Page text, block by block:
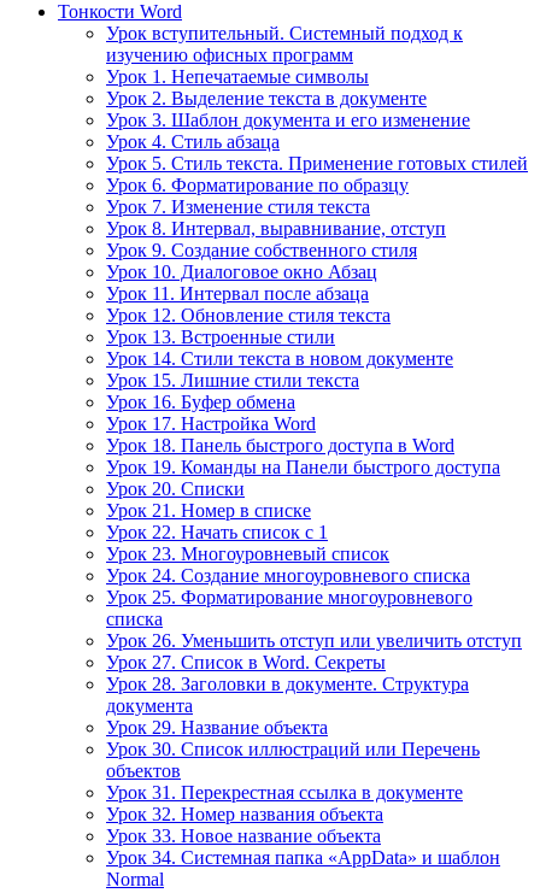
Тонкости Word
Урок вступительный. Системный подход к
изучению офисных программ
Урок 1. Непечатаемые символы
Урок 2. Выделение текста в документе
Урок 3. Шаблон документа и его изменение
Урок 4. Стиль абзаца
Урок 5. Стиль текста. Применение готовых стилей
Урок 6. Форматирование по образцу
Урок 7. Изменение стиля текста
Урок 8. Интервал, выравнивание, отступ
Урок 9. Создание собственного стиля
Урок 10. Диалоговое окно Абзац
Урок 11. Интервал после абзаца
Урок 12. Обновление стиля текста
Урок 13. Встроенные стили
Урок 14. Стили текста в новом документе
Урок 15. Лишние стили текста
Урок 16. Буфер обмена
Урок 17. Настройка Word
Урок 18. Панель быстрого доступа в Word
Урок 19. Команды на Панели быстрого доступа
Урок 20. Списки
Урок 21. Номер в списке
Урок 22. Начать список с 1
Урок 23. Многоуровневый список
Урок 24. Создание многоуровневого списка
Урок 25. Форматирование многоуровневого
списка
Урок 26. Уменьшить отступ или увеличить отступ
Урок 27. Список в Word. Секреты
Урок 28. Заголовки в документе. Структура
документа
Урок 29. Название объекта
Урок 30. Список иллюстраций или Перечень
объектов
Урок 31. Перекрестная ссылка в документе
Урок 32. Номер названия объекта
Урок 33. Новое название объекта
Урок 34. Системная папка «AppData» и шаблон
Normal